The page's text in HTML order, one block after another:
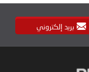
بريد إلكتروني